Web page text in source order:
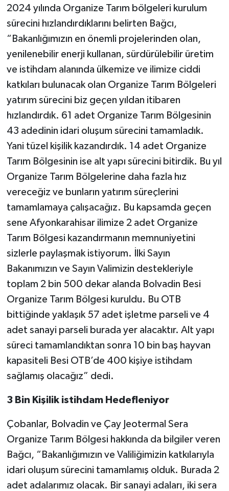
2024 yılında Organize Tarım bölgeleri kurulum
sürecini hızlandırdıklarını belirten Bağcı,
“Bakanlığımızın en önemli projelerinden olan,
yenilenebilir enerji kullanan, sürdürülebilir üretim
ve istihdam alanında ülkemize ve ilimize ciddi
katkıları bulunacak olan Organize Tarım Bölgeleri
yatırım sürecini biz geçen yıldan itibaren
hızlandırdık. 61 adet Organize Tarım Bölgesinin
43 adedinin idari oluşum sürecini tamamladık.
Yani tüzel kişilik kazandırdık. 14 adet Organize
Tarım Bölgesinin ise alt yapı sürecini bitirdik. Bu yıl
Organize Tarım Bölgelerine daha fazla hız
vereceğiz ve bunların yatırım süreçlerini
tamamlamaya çalışacağız. Bu kapsamda geçen
sene Afyonkarahisar ilimize 2 adet Organize
Tarım Bölgesi kazandırmanın memnuniyetini
sizlerle paylaşmak istiyorum. İlki Sayın
Bakanımızın ve Sayın Valimizin destekleriyle
toplam 2 bin 500 dekar alanda Bolvadin Besi
Organize Tarım Bölgesi kuruldu. Bu OTB
bittiğinde yaklaşık 57 adet işletme parseli ve 4
adet sanayi parseli burada yer alacaktır. Alt yapı
süreci tamamlandıktan sonra 10 bin baş hayvan
kapasiteli Besi OTB’de 400 kişiye istihdam
sağlamış olacağız” dedi.
3 Bin Kişilik istihdam Hedefleniyor
Çobanlar, Bolvadin ve Çay Jeotermal Sera
Organize Tarım Bölgesi hakkında da bilgiler veren
Bağcı, “Bakanlığımızın ve Valiliğimizin katkılarıyla
idari oluşum sürecini tamamlamış olduk. Burada 2
adet adalarımız olacak. Bir sanayi adaları, iki sera